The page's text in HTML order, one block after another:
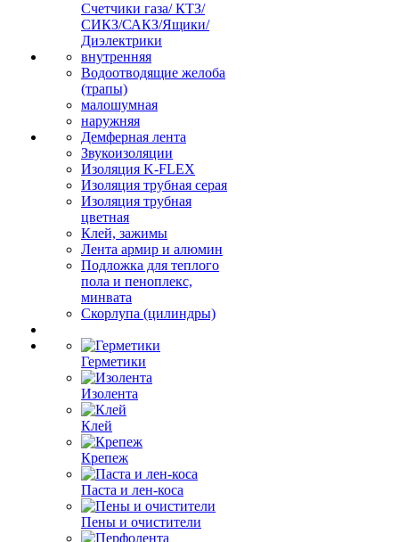
Счетчики газа/ КТЗ/
СИКЗ/САКЗ/Ящики/
Диэлектрики
внутренняя
Водоотводящие желоба
(трапы)
малошумная
наружняя
Демферная лента
Звукоизоляции
Изоляция K-FLEX
Изоляция трубная серая
Изоляция трубная
цветная
Клей, зажимы
Лента армир и алюмин
Подложка для теплого
пола и пеноплекс,
минвата
Скорлупа (цилиндры)
Герметики
Изолента
Клей
Крепеж
Паста и лен-коса
Пены и очистители